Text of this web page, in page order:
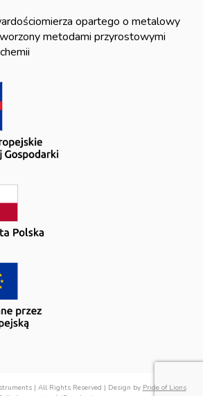
opartego o metalowy
metodami przyrostowymi
| All Rights Reserved | Design by Pride of Lions